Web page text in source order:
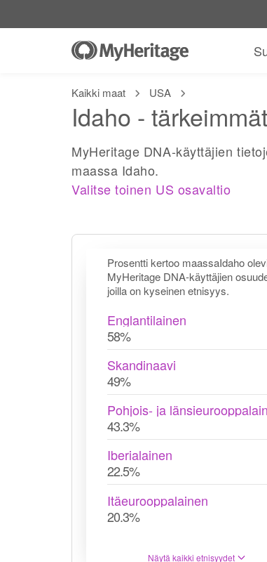
Kaikki maat USA
Idaho -
MyHeritage DNA-käyttäjien
maassa Idaho.
Valitse toinen US osavaltio
Prosentti kertoo maassaIdaho
MyHeritage DNA-käyttäjien
joilla on kyseinen etnisyys.
Englantilainen
58%
Skandinaavi
49%
Pohjois- ja
43.3%
Iberialainen
22.5%
Itäeurooppalainen
20.3%
Näytä kaikki etnisyydet